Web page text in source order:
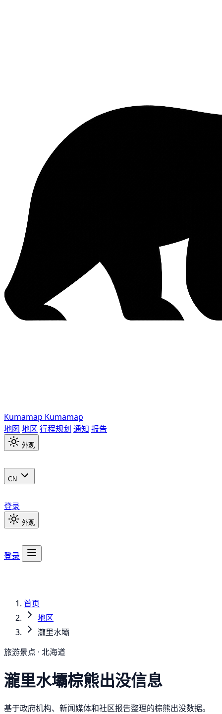
Kumamap Kumamap
地图 地区 行程规划 通知 报告
外观
CN
登录
外观
登录
首页
地区
瀧里水壩
旅游景点 · 北海道
瀧里水壩棕熊出没信息
基于政府机构、新闻媒体和社区报告整理的棕熊出没数据。